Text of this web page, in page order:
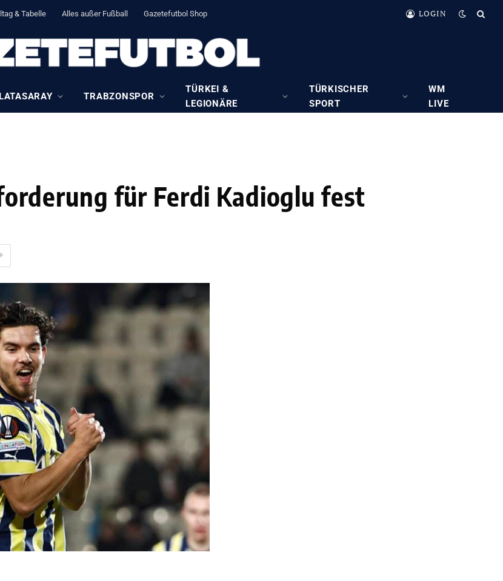
& Tabelle Alles außer Fußball Gazetefutbol Shop LOGIN
TRABZONSPOR
TÜRKEI &
LEGIONÄRE
TÜRKISCHER
SPORT
WM
LIVE
für Ferdi Kadioglu fest